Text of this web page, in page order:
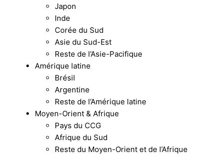
Japon
Inde
Corée du Sud
Asie du Sud-Est
Reste de l’Asie-Pacifique
Amérique latine
Brésil
Argentine
Reste de l’Amérique latine
Moyen-Orient & Afrique
Pays du CCG
Afrique du Sud
Reste du Moyen-Orient et de l’Afrique